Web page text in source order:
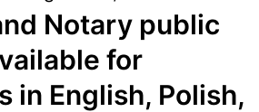
Notary public
for
in English, Polish,